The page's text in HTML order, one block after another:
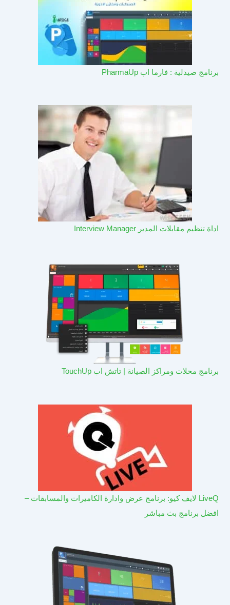
برنامج صيدلية : فارما اب PharmaUp​
اداة تنظيم مقابلات المدير Interview Manager
برنامج محلات ومراكز الصيانة | تاتش اب TouchUp
LiveQ لايف كيو: برنامج عرض وادارة الكاميرات والمسابقات –
افضل برنامج بث مباشر